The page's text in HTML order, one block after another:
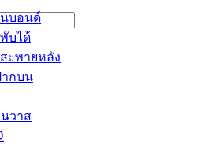
นบอนด์
บได้
ะพายหลัง
ากบน
วาส